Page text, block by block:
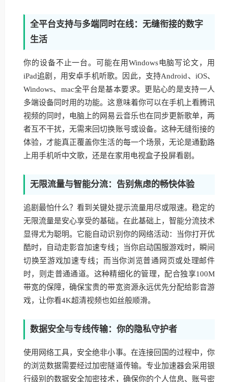
全平台支持与多端同时在线：无缝衔接的数字
生活
你的设备不止一台。可能在用Windows电脑写论文，用
iPad追剧，用安卓手机听歌。因此，支持Android、iOS、
Windows、mac全平台是基本要求。更贴心的是支持一人
多端设备同时用的功能。这意味着你可以在手机上看腾讯
视频的同时，电脑上的网易云音乐也在同步更新歌单，两
者互不干扰，无需来回切换账号或设备。这种无缝衔接的
体验，才能真正覆盖你生活的每一个场景，无论是通勤路
上用手机听中文歌，还是在家用电视盒子投屏看剧。
无限流量与智能分流：告别焦虑的畅快体验
追剧最怕什么？看到关键处提示流量用尽或限速。稳定的
无限流量是安心享受的基础。在此基础上，智能分流技术
显得尤为聪明。它能自动识别你的网络活动：当你打开优
酷时，自动走影音加速专线；当你启动国服游戏时，瞬间
切换至游戏加速专线；而当你浏览普通网页或处理邮件
时，则走普通通道。这种精细化的管理，配合独享100M
带宽的保障，确保宝贵的带宽资源永远优先分配给影音游
戏，让你看4K超清视频也如丝般顺滑。
数据安全与专线传输：你的隐私守护者
使用网络工具，安全绝非小事。在连接回国的过程中，你
的浏览数据需要经过加密隧道传输。专业加速器会采用银
行级别的数据安全加密技术，确保你的个人信息、账号密